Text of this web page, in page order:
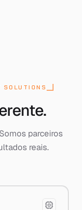
parceiros
reais.